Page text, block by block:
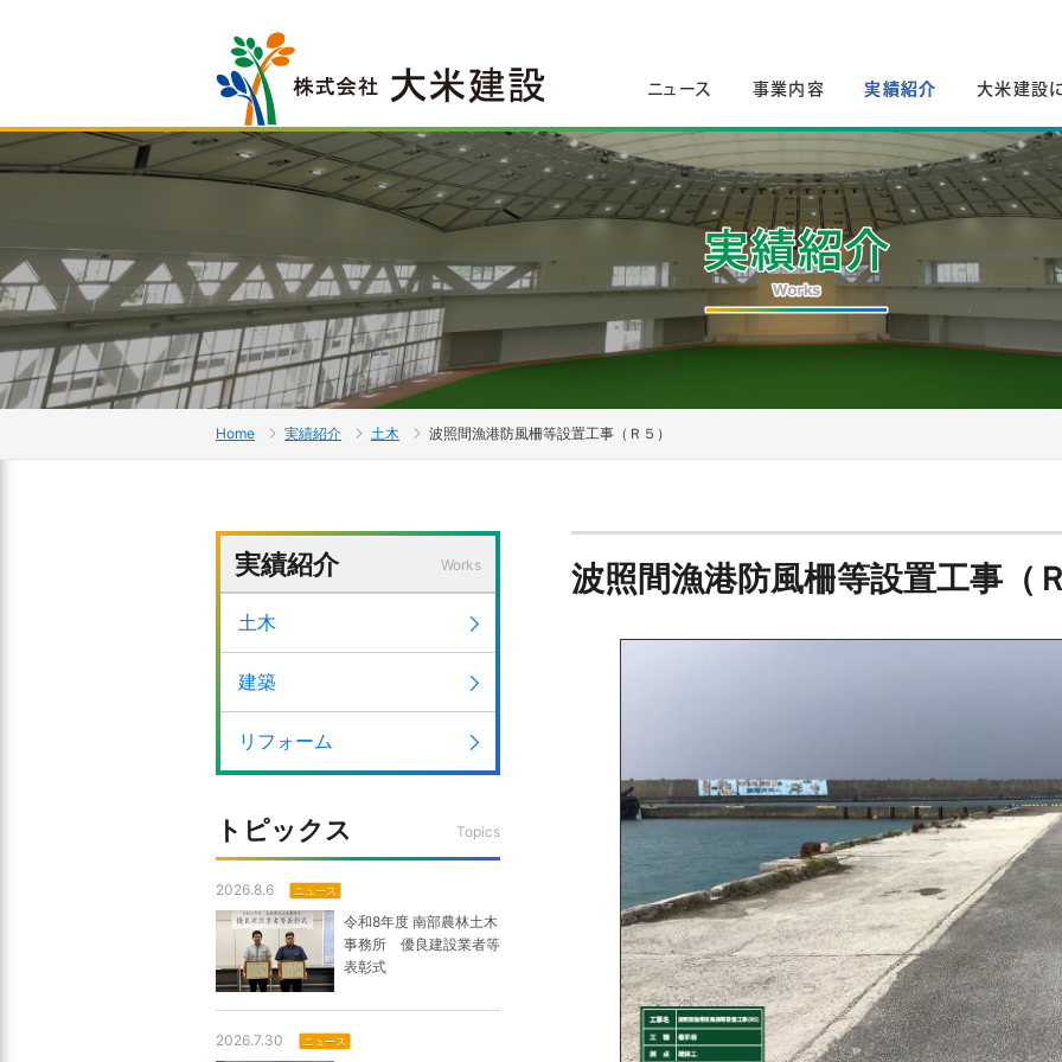
ニュース 事業内容 実績紹介 大米建設
Home 実績紹介 土木 波照間漁港防風柵等設置工事（Ｒ５）
実績紹介 Works
土木
建築
リフォーム
トピックス Topics
2026.8.6 ニュース
令和8年度 南部農林土木
事務所 優良建設業者等
表彰式
2026.7.30 ニュース
波照間漁港防風柵等設置工事（